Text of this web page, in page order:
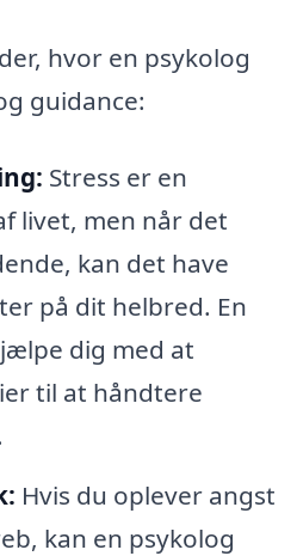
hvor en psykolog
guidance:
Stress er en
livet, men når det
kan det have
på dit helbred. En
dig med at
til at håndtere
Hvis du oplever angst
kan en psykolog